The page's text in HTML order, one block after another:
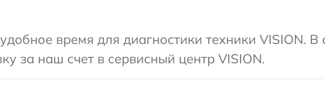
время для диагностики техники VISION. В
за наш счет в сервисный центр VISION.